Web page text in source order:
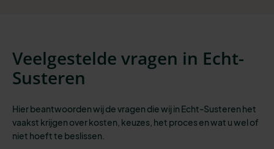
Veelgestelde vragen in Echt-
Susteren
Hier beantwoorden wij de vragen die wij in Echt-Susteren het
vaakst krijgen over kosten, keuzes, het proces en wat u wel of
niet hoeft te beslissen.